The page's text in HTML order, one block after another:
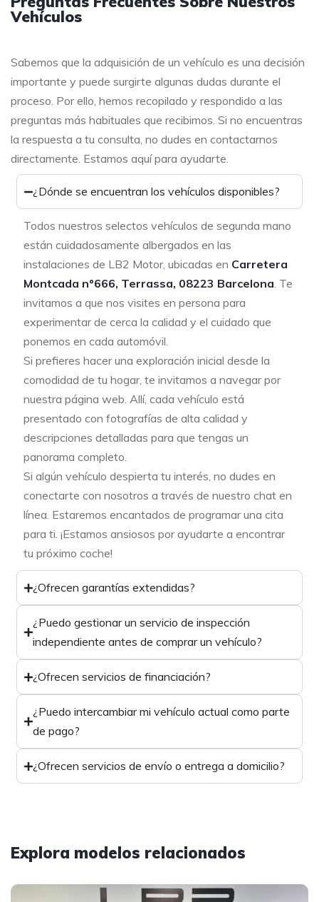
Vehículos
Sabemos que la adquisición de un vehículo es una decisión
importante y puede surgirte algunas dudas durante el
proceso. Por ello, hemos recopilado y respondido a las
preguntas más habituales que recibimos. Si no encuentras
la respuesta a tu consulta, no dudes en contactarnos
directamente. Estamos aquí para ayudarte.
¿Dónde se encuentran los vehículos disponibles?
Todos nuestros selectos vehículos de segunda mano
están cuidadosamente albergados en las
instalaciones de LB2 Motor, ubicadas en Carretera
Montcada nº666, Terrassa, 08223 Barcelona. Te
invitamos a que nos visites en persona para
experimentar de cerca la calidad y el cuidado que
ponemos en cada automóvil.
Si prefieres hacer una exploración inicial desde la
comodidad de tu hogar, te invitamos a navegar por
nuestra página web. Allí, cada vehículo está
presentado con fotografías de alta calidad y
descripciones detalladas para que tengas un
panorama completo.
Si algún vehículo despierta tu interés, no dudes en
conectarte con nosotros a través de nuestro chat en
línea. Estaremos encantados de programar una cita
para ti. ¡Estamos ansiosos por ayudarte a encontrar
tu próximo coche!
¿Ofrecen garantías extendidas?
¿Puedo gestionar un servicio de inspección
independiente antes de comprar un vehículo?
¿Ofrecen servicios de financiación?
¿Puedo intercambiar mi vehículo actual como parte
de pago?
¿Ofrecen servicios de envío o entrega a domicilio?
Explora modelos relacionados